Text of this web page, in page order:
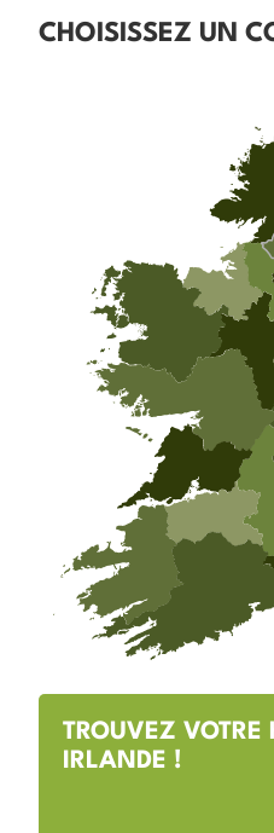
CHOISISSEZ UN
TROUVEZ VOTRE
IRLANDE !